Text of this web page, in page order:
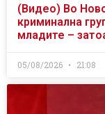
(Видео) Во
криминална
младите –
05/08/2026 21:08